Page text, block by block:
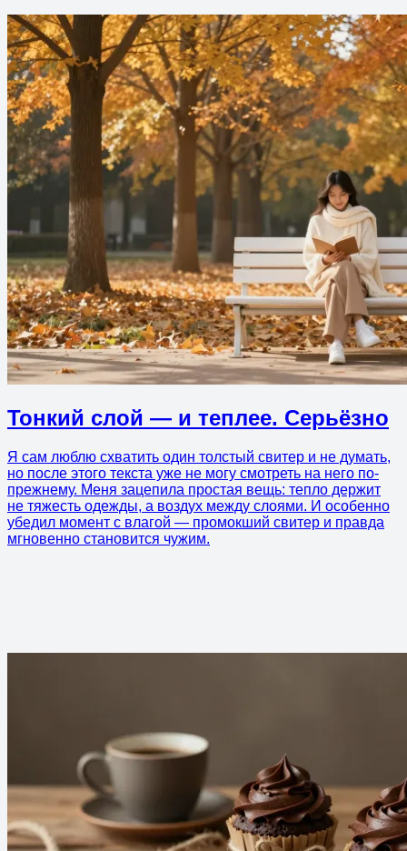
Тонкий слой — и теплее. Серьёзно
Я сам люблю схватить один толстый свитер и не думать,
но после этого текста уже не могу смотреть на него по-
прежнему. Меня зацепила простая вещь: тепло держит
не тяжесть одежды, а воздух между слоями. И особенно
убедил момент с влагой — промокший свитер и правда
мгновенно становится чужим.